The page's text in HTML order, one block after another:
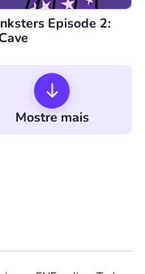
Episode 2:
Mostre mais